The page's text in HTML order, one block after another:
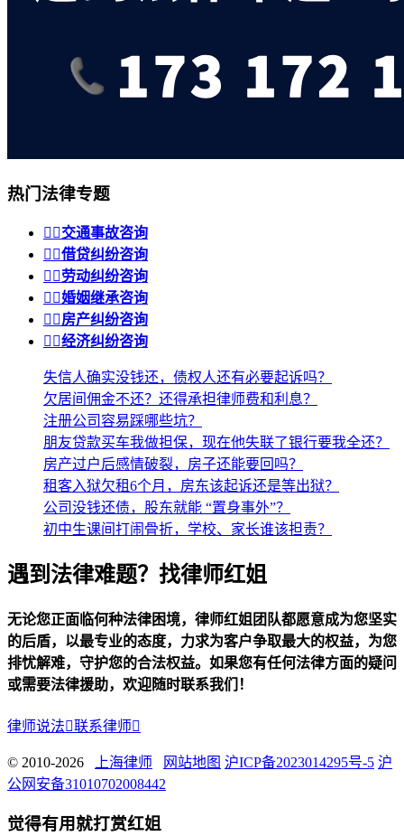
热门法律专题
 交通事故咨询
 借贷纠纷咨询
 劳动纠纷咨询
 婚姻继承咨询
 房产纠纷咨询
 经济纠纷咨询
失信人确实没钱还，债权人还有必要起诉吗？
欠居间佣金不还？还得承担律师费和利息？
注册公司容易踩哪些坑？
朋友贷款买车我做担保，现在他失联了银行要我全还？
房产过户后感情破裂，房子还能要回吗？
租客入狱欠租6个月，房东该起诉还是等出狱？
公司没钱还债，股东就能 “置身事外”？
初中生课间打闹骨折，学校、家长谁该担责？
遇到法律难题？找律师红姐
无论您正面临何种法律困境，律师红姐团队都愿意成为您坚实
的后盾，以最专业的态度，力求为客户争取最大的权益，为您
排忧解难，守护您的合法权益。如果您有任何法律方面的疑问
或需要法律援助，欢迎随时联系我们！
律师说法联系律师
© 2010-2026 上海律师 网站地图 沪ICP备2023014295号-5 沪
公网安备31010702008442
觉得有用就打赏红姐